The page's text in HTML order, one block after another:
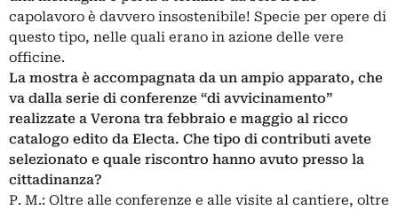
capolavoro è davvero insostenibile! Specie per opere di
questo tipo, nelle quali erano in azione delle vere
officine.
La mostra è accompagnata da un ampio apparato, che
va dalla serie di conferenze “di avvicinamento”
realizzate a Verona tra febbraio e maggio al ricco
catalogo edito da Electa. Che tipo di contributi avete
selezionato e quale riscontro hanno avuto presso la
cittadinanza?
P. M.: Oltre alle conferenze e alle visite al cantiere, oltre